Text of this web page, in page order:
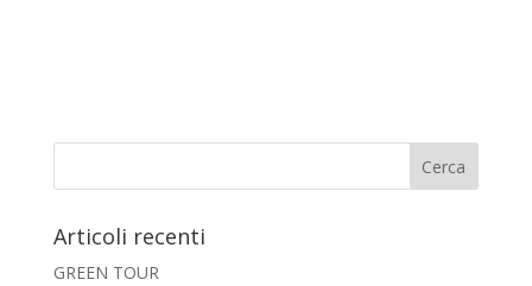
Articoli recenti
GREEN TOUR